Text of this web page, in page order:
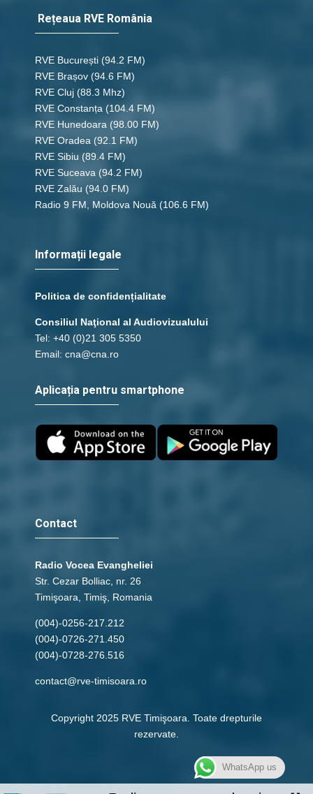
Rețeaua RVE România
RVE București (94.2 FM)
RVE Brașov (94.6 FM)
RVE Cluj (88.3 Mhz)
RVE Constanța (104.4 FM)
RVE Hunedoara (98.00 FM)
RVE Oradea (92.1 FM)
RVE Sibiu (89.4 FM)
RVE Suceava (94.2 FM)
RVE Zalău (94.0 FM)
Radio 9 FM, Moldova Nouă (106.6 FM)
Informații legale
Politica de confidențialitate
Consiliul Naţional al Audiovizualului
Tel: +40 (0)21 305 5350
Email: cna@cna.ro
Aplicația pentru smartphone
Contact
Radio Vocea Evangheliei
Str. Cezar Bolliac, nr. 26
Timişoara, Timiş, Romania
(004)-0256-217.212
(004)-0726-271.450
(004)-0728-276.516
contact@rve-timisoara.ro
Copyright 2025 RVE Timişoara. Toate drepturile
rezervate.
WhatsApp us